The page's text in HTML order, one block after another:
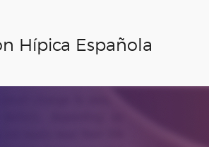
Hípica Española